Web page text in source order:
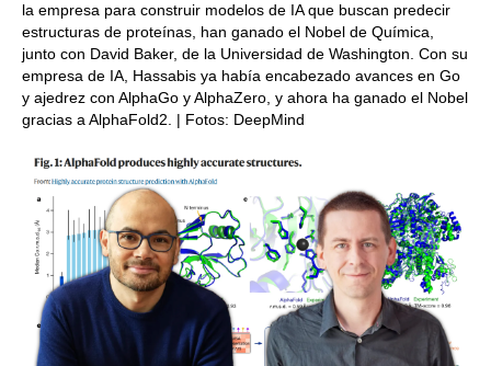
la empresa para construir modelos de IA que buscan predecir
estructuras de proteínas, han ganado el Nobel de Química,
junto con David Baker, de la Universidad de Washington. Con su
empresa de IA, Hassabis ya había encabezado avances en Go
y ajedrez con AlphaGo y AlphaZero, y ahora ha ganado el Nobel
gracias a AlphaFold2. | Fotos: DeepMind